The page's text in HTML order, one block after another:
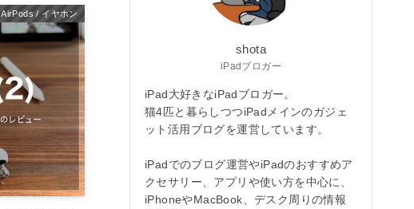
AirPods / イヤホン
shota
iPadブロガー
iPad大好きなiPadブロガー。
猫4匹と暮らしつつiPadメインのガジェ
ット活用ブログを運営しています。
iPadでのブログ運営やiPadのおすすめア
クセサリー、アプリや使い方を中心に、
iPhoneやMacBook、デスク周りの情報